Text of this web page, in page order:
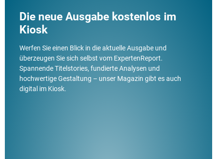
Die neue Ausgabe kostenlos im
Kiosk
Werfen Sie einen Blick in die aktuelle Ausgabe und
überzeugen Sie sich selbst vom ExpertenReport.
Spannende Titelstories, fundierte Analysen und
hochwertige Gestaltung – unser Magazin gibt es auch
digital im Kiosk.